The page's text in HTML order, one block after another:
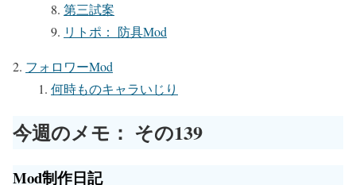
第三試案
リトポ： 防具Mod
フォロワーMod
何時ものキャラいじり
今週のメモ： その139
Mod制作日記